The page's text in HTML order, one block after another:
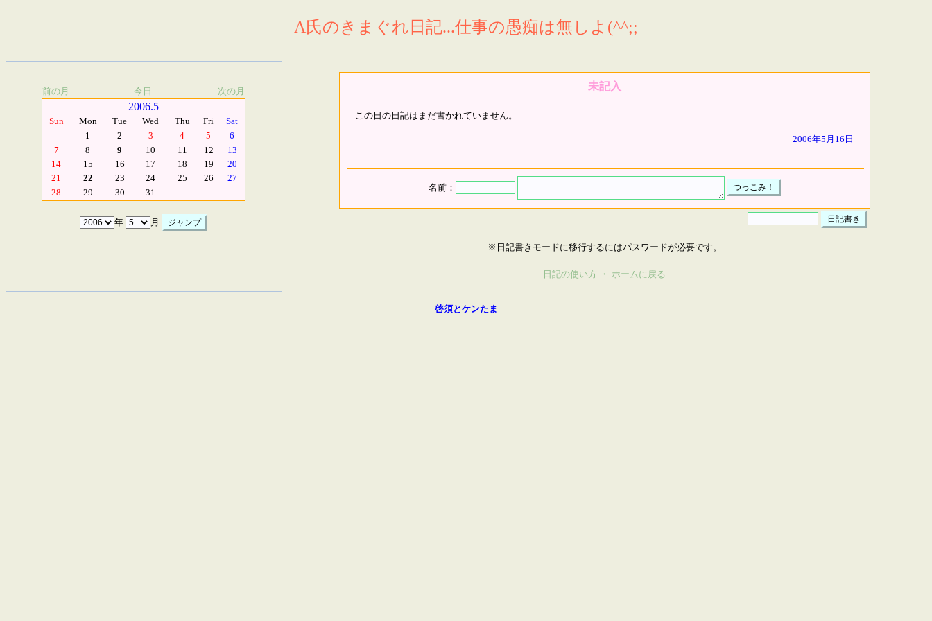
A氏のきまぐれ日記...仕事の愚痴は無しよ(^^;;
前の月 今日 次の月
2006.5
Sun Mon Tue Wed Thu Fri
Sat
1
2 3 4 5
6
7
8 9 10 11 12
13
14
15 16 17 18 19
20
21
22 23 24 25 26
27
28
29 30 31
年 月
未記入
この日の日記はまだ書かれていません。
2006年5月16日
名前：
※日記書きモードに移行するにはパスワードが必要です。
日記の使い方 ・ ホームに戻る
啓須とケンたま